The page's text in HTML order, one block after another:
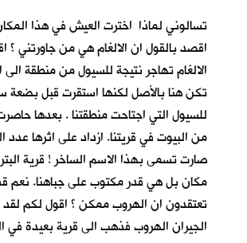
تسالوني لماذا اخترت العيش في هذا
اقصد بالقول ان الالغام هي من جاورتني ؟
الالغام تهاجر نتيجة للسيول من منطقة
تكن هنا بالأصل لكنها استقرت قبل بضعة
للسيول التي اجتاحت منطقتنا . بعدها
من البيوت في قريتنا. ازداد على اثرها عدد
صارت تسمى بهذا الاسم الساخر ! قرية
مكان بل هي قدر مكتوب على جباهنا. نعم
تعتقدون ان الهروب ممكن ؟ اقول لكم
الجيران الهروب فذهب الى قرية بعيدة في